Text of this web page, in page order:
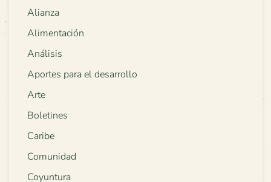
Alianza
Alimentación
Análisis
Aportes para el desarrollo
Arte
Boletines
Caribe
Comunidad
Coyuntura